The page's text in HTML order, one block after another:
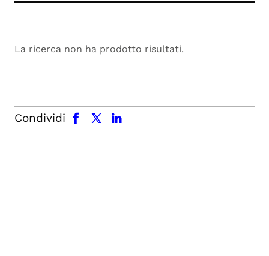
La ricerca non ha prodotto risultati.
Condividi
facebook x.com linkedin